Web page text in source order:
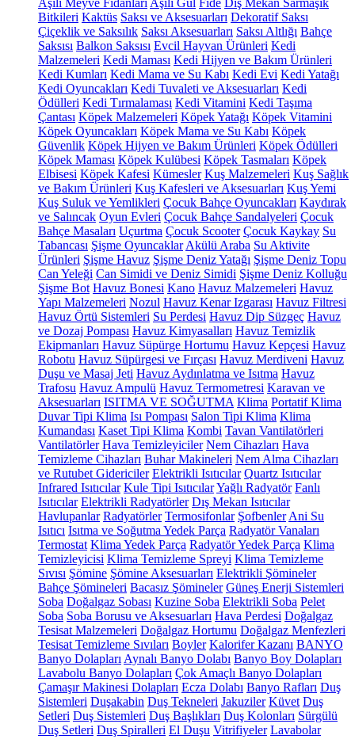
Aşılı Meyve Fidanları Aşılı Gül Fide Dış Mekan Sarmaşık
Bitkileri Kaktüs Saksı ve Aksesuarları Dekoratif Saksı
Çiçeklik ve Saksılık Saksı Aksesuarları Saksı Altlığı Bahçe
Saksısı Balkon Saksısı Evcil Hayvan Ürünleri Kedi
Malzemeleri Kedi Maması Kedi Hijyen ve Bakım Ürünleri
Kedi Kumları Kedi Mama ve Su Kabı Kedi Evi Kedi Yatağı
Kedi Oyuncakları Kedi Tuvaleti ve Aksesuarları Kedi
Ödülleri Kedi Tırmalaması Kedi Vitamini Kedi Taşıma
Çantası Köpek Malzemeleri Köpek Yatağı Köpek Vitamini
Köpek Oyuncakları Köpek Mama ve Su Kabı Köpek
Güvenlik Köpek Hijyen ve Bakım Ürünleri Köpek Ödülleri
Köpek Maması Köpek Kulübesi Köpek Tasmaları Köpek
Elbisesi Köpek Kafesi Kümesler Kuş Malzemeleri Kuş Sağlık
ve Bakım Ürünleri Kuş Kafesleri ve Aksesuarları Kuş Yemi
Kuş Suluk ve Yemlikleri Çocuk Bahçe Oyuncakları Kaydırak
ve Salıncak Oyun Evleri Çocuk Bahçe Sandalyeleri Çocuk
Bahçe Masaları Uçurtma Çocuk Scooter Çocuk Kaykay Su
Tabancası Şişme Oyuncaklar Akülü Araba Su Aktivite
Ürünleri Şişme Havuz Şişme Deniz Yatağı Şişme Deniz Topu
Can Yeleği Can Simidi ve Deniz Simidi Şişme Deniz Kolluğu
Şişme Bot Havuz Bonesi Kano Havuz Malzemeleri Havuz
Yapı Malzemeleri Nozul Havuz Kenar Izgarası Havuz Filtresi
Havuz Örtü Sistemleri Su Perdesi Havuz Dip Süzgeç Havuz
ve Dozaj Pompası Havuz Kimyasalları Havuz Temizlik
Ekipmanları Havuz Süpürge Hortumu Havuz Kepçesi Havuz
Robotu Havuz Süpürgesi ve Fırçası Havuz Merdiveni Havuz
Duşu ve Masaj Jeti Havuz Aydınlatma ve Isıtma Havuz
Trafosu Havuz Ampulü Havuz Termometresi Karavan ve
Aksesuarları ISITMA VE SOĞUTMA Klima Portatif Klima
Duvar Tipi Klima Isı Pompası Salon Tipi Klima Klima
Kumandası Kaset Tipi Klima Kombi Tavan Vantilatörleri
Vantilatörler Hava Temizleyiciler Nem Cihazları Hava
Temizleme Cihazları Buhar Makineleri Nem Alma Cihazları
ve Rutubet Gidericiler Elektrikli Isıtıcılar Quartz Isıtıcılar
Infrared Isıtıcılar Kule Tipi IsıtıcılarYağlı Radyatör Fanlı
Isıtıcılar Elektrikli Radyatörler Dış Mekan Isıtıcılar
Havlupanlar Radyatörler Termosifonlar Şofbenler Ani Su
Isıtıcı Isıtma ve Soğutma Yedek Parça Radyatör Vanaları
Termostat Klima Yedek Parça Radyatör Yedek Parça Klima
Temizleyicisi Klima Temizleme Spreyi Klima Temizleme
Sıvısı Şömine Şömine Aksesuarları Elektrikli Şömineler
Bahçe Şömineleri Bacasız Şömineler Güneş Enerji Sistemleri
Soba Doğalgaz Sobası Kuzine Soba Elektrikli Soba Pelet
Soba Soba Borusu ve Aksesuarları Hava Perdesi Doğalgaz
Tesisat Malzemeleri Doğalgaz Hortumu Doğalgaz Menfezleri
Tesisat Temizleme Sıvıları Boyler Kalorifer Kazanı BANYO
Banyo Dolapları Aynalı Banyo Dolabı Banyo Boy Dolapları
Lavabolu Banyo Dolapları Çok Amaçlı Banyo Dolapları
Çamaşır Makinesi Dolapları Ecza Dolabı Banyo Rafları Duş
Sistemleri Duşakabin Duş Tekneleri Jakuziler Küvet Duş
Setleri Duş Sistemleri Duş Başlıkları Duş Kolonları Sürgülü
Duş Setleri Duş Spiralleri El Duşu Vitrifiyeler Lavabolar